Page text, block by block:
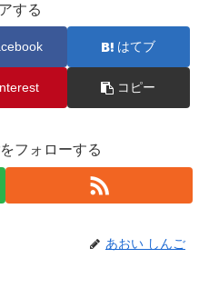
する
はてブ
コピー
フォローする
あおい しんご